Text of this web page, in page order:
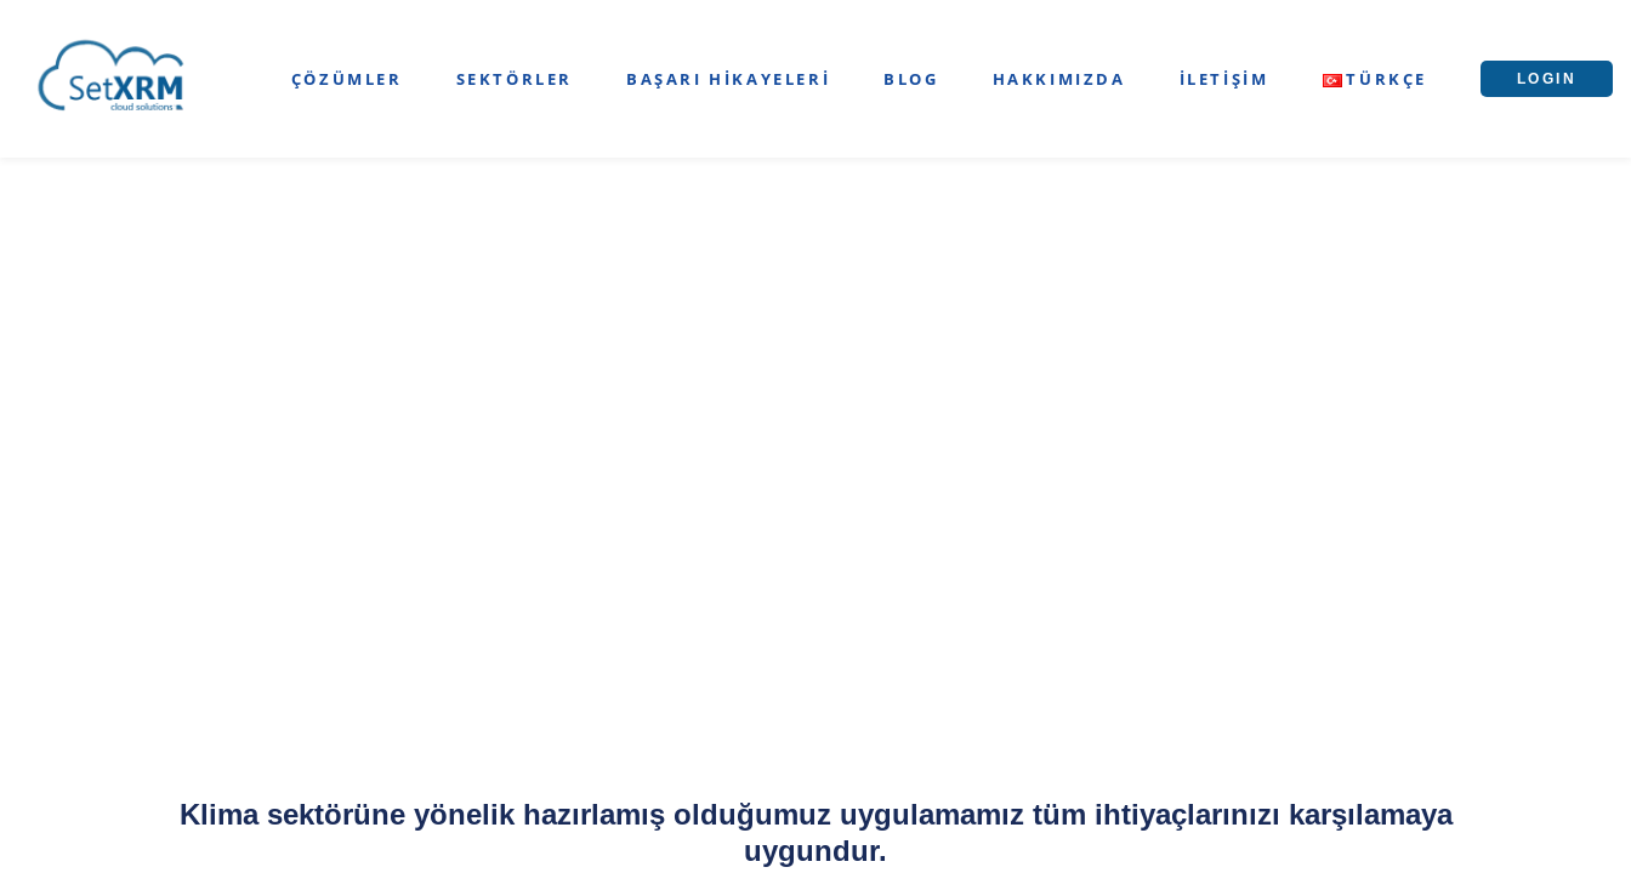
ÇÖZÜMLER SEKTÖRLER BAŞARI HIKAYELERI BLOG HAKKIMIZDA İLETIŞIM TÜRKÇE LOGIN
Klima sektörüne yönelik hazırlamış olduğumuz uygulamamız tüm ihtiyaçlarınızı karşılamaya
uygundur.